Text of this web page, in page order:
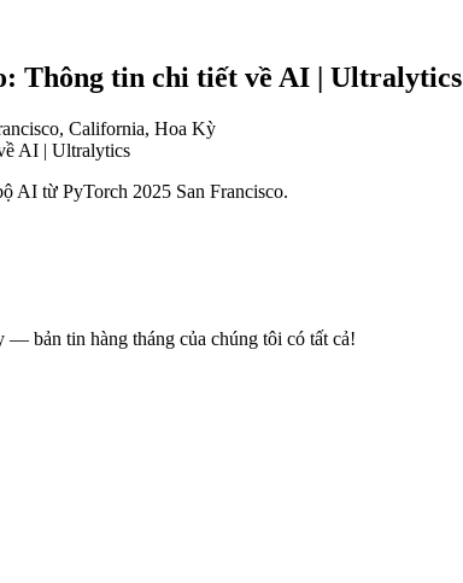
Thông tin chi tiết về AI | Ultralytics
California, Hoa Kỳ
AI từ PyTorch 2025 San Francisco.
bản tin hàng tháng của chúng tôi có tất cả!